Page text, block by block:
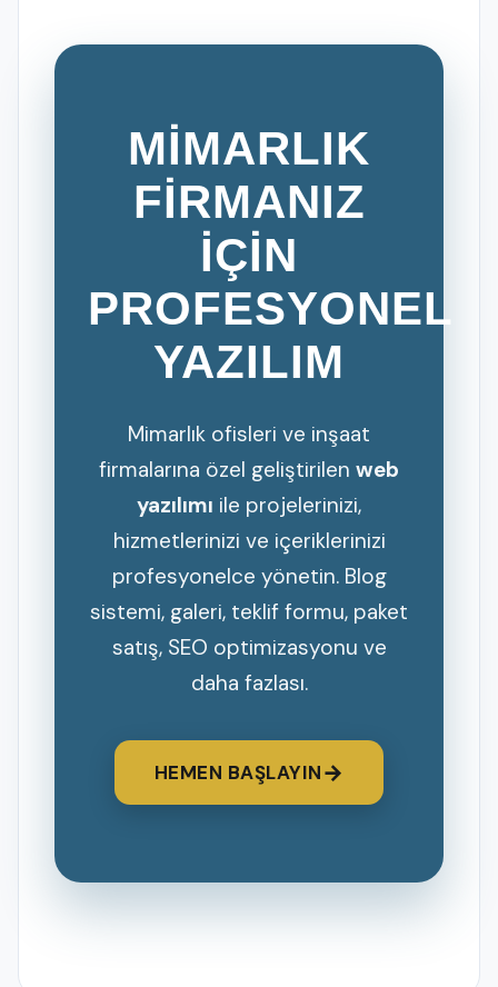
MİMARLIK
FİRMANIZ
İÇİN
PROFESYONEL
YAZILIM
Mimarlık ofisleri ve inşaat
firmalarına özel geliştirilen web
yazılımı ile projelerinizi,
hizmetlerinizi ve içeriklerinizi
profesyonelce yönetin. Blog
sistemi, galeri, teklif formu, paket
satış, SEO optimizasyonu ve
daha fazlası.
HEMEN BAŞLAYIN→